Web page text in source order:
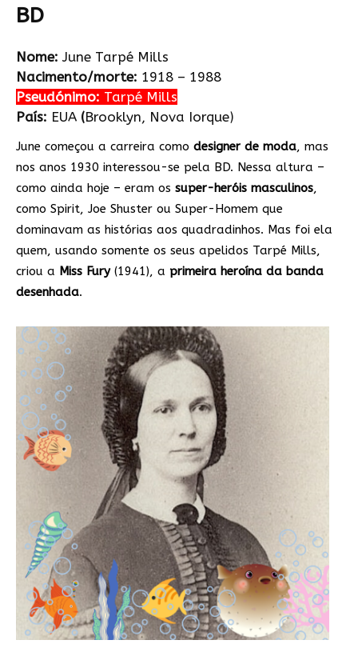
BD
Nome: June Tarpé Mills
Nacimento/morte: 1918 – 1988
Pseudónimo: Tarpé Mills
País: EUA (Brooklyn, Nova Iorque)
June começou a carreira como designer de moda, mas
nos anos 1930 interessou-se pela BD. Nessa altura –
como ainda hoje – eram os super-heróis masculinos,
como Spirit, Joe Shuster ou Super-Homem que
dominavam as histórias aos quadradinhos. Mas foi ela
quem, usando somente os seus apelidos Tarpé Mills,
criou a Miss Fury(1941), a primeira heroína da banda
desenhada.